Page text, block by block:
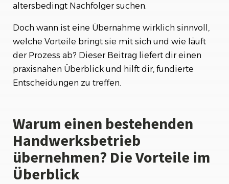
altersbedingt Nachfolger suchen.
Doch wann ist eine Übernahme wirklich sinnvoll,
welche Vorteile bringt sie mit sich und wie läuft
der Prozess ab? Dieser Beitrag liefert dir einen
praxisnahen Überblick und hilft dir, fundierte
Entscheidungen zu treffen.
Warum einen bestehenden
Handwerksbetrieb
übernehmen? Die Vorteile im
Überblick